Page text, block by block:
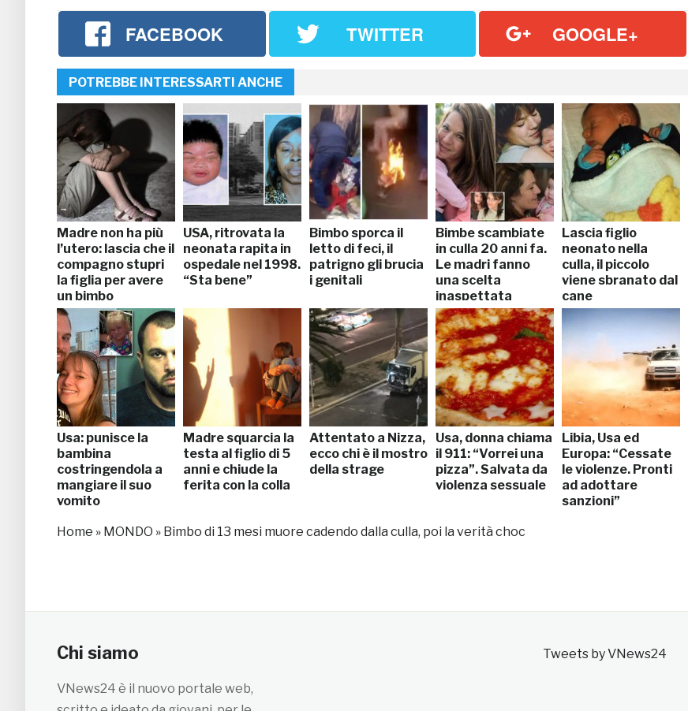
FACEBOOK TWITTER GOOGLE+
POTREBBE INTERESSARTI ANCHE
Madre non ha più
l’utero: lascia che il
compagno stupri
la figlia per avere
un bimbo
USA, ritrovata la
neonata rapita in
ospedale nel 1998.
“Sta bene”
Bimbo sporca il
letto di feci, il
patrigno gli brucia
i genitali
Bimbe scambiate
in culla 20 anni fa.
Le madri fanno
una scelta
inaspettata
Lascia figlio
neonato nella
culla, il piccolo
viene sbranato dal
cane
Usa: punisce la
bambina
costringendola a
mangiare il suo
vomito
Madre squarcia la
testa al figlio di 5
anni e chiude la
ferita con la colla
Attentato a Nizza,
ecco chi è il mostro
della strage
Usa, donna chiama
il 911: “Vorrei una
pizza”. Salvata da
violenza sessuale
Libia, Usa ed
Europa: “Cessate
le violenze. Pronti
ad adottare
sanzioni”
Home » MONDO » Bimbo di 13 mesi muore cadendo dalla culla, poi la verità choc
Chi siamo
VNews24 è il nuovo portale web,
Tweets by VNews24